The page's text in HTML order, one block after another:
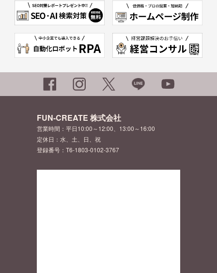
FUN-CREATE 株式会社
営業時間：平日10:00～12:00、13:00～16:00
定休日：水、土、日、祝
登録番号：T6-1803-0102-3767